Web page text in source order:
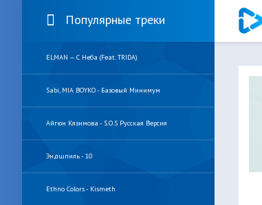
Популярные треки
ELMAN — С Неба (feat. TRIDA)
Sabi, MIA BOYKO - Базовый Минимум
Айгюн Кязимова - S.O.S Русская Версия
Эндшпиль - 10
Ethno Colors - Kismeth